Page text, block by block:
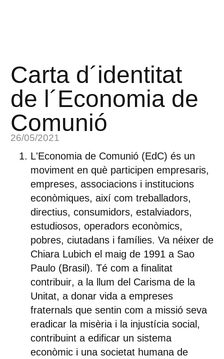
Carta d´identitat
de l´Economia de
Comunió
26/05/2021
L'Economia de Comunió (EdC) és un
moviment en què participen empresaris,
empreses, associacions i institucions
econòmiques, així com treballadors,
directius, consumidors, estalviadors,
estudiosos, operadors econòmics,
pobres, ciutadans i famílies. Va néixer de
Chiara Lubich el maig de 1991 a Sao
Paulo (Brasil). Té com a finalitat
contribuir, a la llum del Carisma de la
Unitat, a donar vida a empreses
fraternalsque sentin com a missió seva
eradicar la misèria i la injustícia social,
contribuint a edificar un sistema
econòmic i una societat humana de